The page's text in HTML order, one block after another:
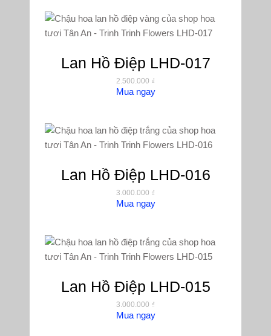
Lan Hồ Điệp LHD-017
2.500.000 ₫
Mua ngay
Lan Hồ Điệp LHD-016
3.000.000 ₫
Mua ngay
Lan Hồ Điệp LHD-015
3.000.000 ₫
Mua ngay